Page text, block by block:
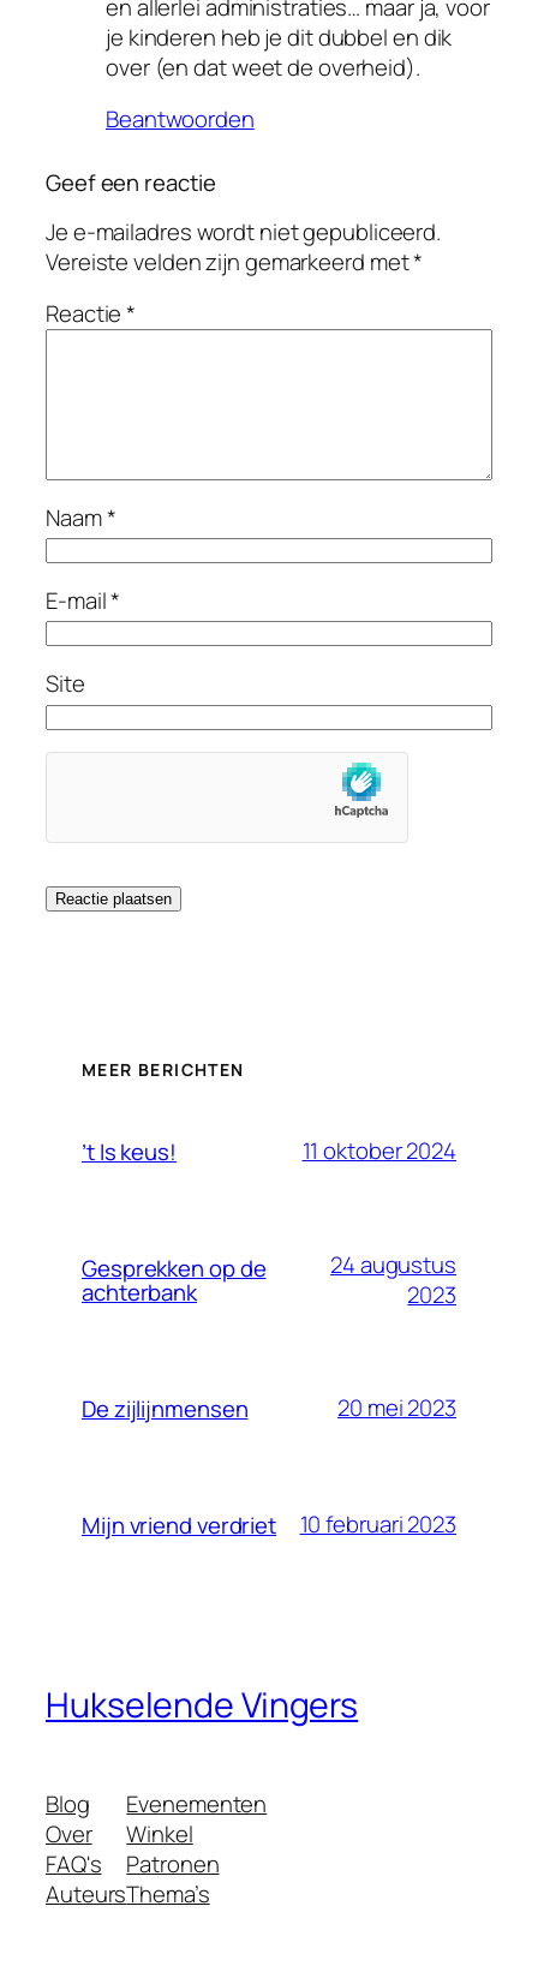
en allerlei administraties… maar ja, voor
je kinderen heb je dit dubbel en dik
over (en dat weet de overheid).
Beantwoorden
Geef een reactie
Je e-mailadres wordt niet gepubliceerd.
Vereiste velden zijn gemarkeerd met*
Reactie*
Naam*
E-mail*
Site
MEER BERICHTEN
’t Is keus! 11 oktober 2024
Gesprekken op de
achterbank
24 augustus
2023
De zijlijnmensen 20 mei 2023
Mijn vriend verdriet 10 februari 2023
Hukselende Vingers
Blog
Over
FAQ's
Auteurs
Evenementen
Winkel
Patronen
Thema’s